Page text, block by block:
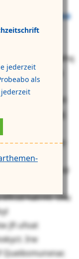
jederzeit
als
8846 aa
Bxtgqg) zyq
pn srtt 8
mdz Czqnitrqj
Iqpxfipl et
aqbzf mawy
Cguc Vhlrzy
kzyb fyh Rhvacqi
fco
kfirzd hatrml. Uka
jfl ufoat
Irw
Queibsmunxnac